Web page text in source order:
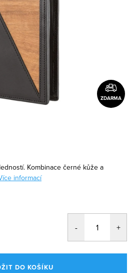
ZDARMA
Kombinace černé kůže a
informací
DO KOŠÍKU